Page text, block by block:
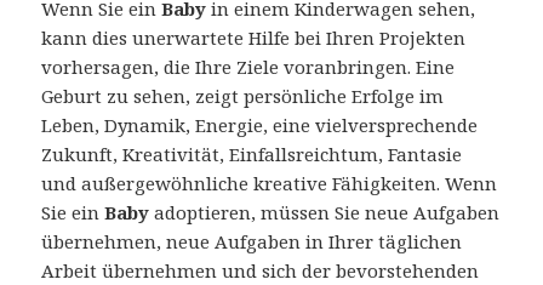
Wenn Sie einBaby in einem Kinderwagen sehen,
kann dies unerwartete Hilfe bei Ihren Projekten
vorhersagen, die Ihre Ziele voranbringen. Eine
Geburt zu sehen, zeigt persönliche Erfolge im
Leben, Dynamik, Energie, eine vielversprechende
Zukunft, Kreativität, Einfallsreichtum, Fantasie
und außergewöhnliche kreative Fähigkeiten. Wenn
Sie einBaby adoptieren, müssen Sie neue Aufgaben
übernehmen, neue Aufgaben in Ihrer täglichen
Arbeit übernehmen und sich der bevorstehenden